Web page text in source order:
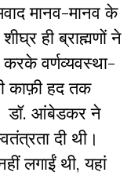
मानव-मानव के
ही ब्राह्मणों ने
वर्णव्यवस्था-
काफ़ी हद तक
डॉ. आंबेडकर ने
दी थी।
लगाईं थी, यहां